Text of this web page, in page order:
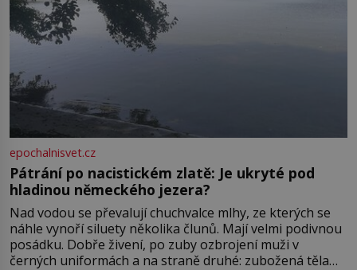
epochalnisvet.cz
Pátrání po nacistickém zlatě: Je ukryté pod
hladinou německého jezera?
Nad vodou se převalují chuchvalce mlhy, ze kterých se
náhle vynoří siluety několika člunů. Mají velmi podivnou
posádku. Dobře živení, po zuby ozbrojení muži v
černých uniformách a na straně druhé: zubožená těla